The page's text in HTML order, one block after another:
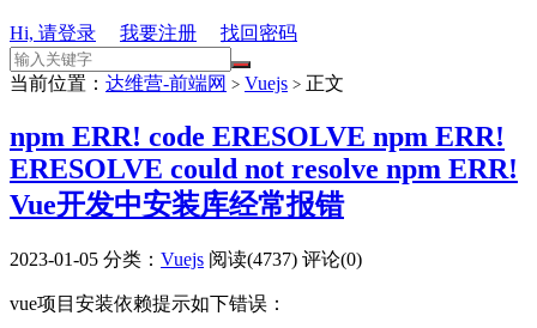
Hi, 请登录 我要注册 找回密码
当前位置： 达维营-前端网 > Vuejs > 正文
npm ERR! code ERESOLVE npm ERR!
ERESOLVE could not resolve npm ERR!
Vue开发中安装库经常报错
2023-01-05 分类： Vuejs 阅读(4737) 评论(0)
vue项目安装依赖提示如下错误：